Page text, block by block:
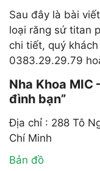
Sau đây là bài
loại răng sứ titan
chi tiết, quý
0383.29.29.79
Nha Khoa MIC
đình bạn”
Địa chỉ : 288 Tô
Chí Minh
Bản đồ